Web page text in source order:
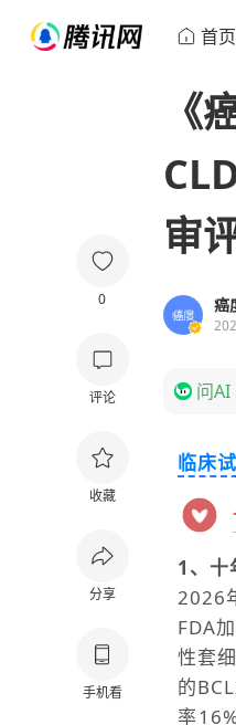
首页
0
评论
收藏
分享
手机看
《
审
癌
问AI
临床
1、十
2026
FDA
性套
的
率